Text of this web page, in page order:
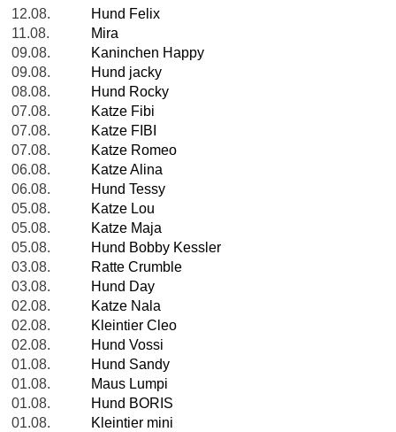
12.08.
Hund Felix
11.08.
Mira
09.08.
Kaninchen Happy
09.08.
Hund jacky
08.08.
Hund Rocky
07.08.
Katze Fibi
07.08.
Katze FIBI
07.08.
Katze Romeo
06.08.
Katze Alina
06.08.
Hund Tessy
05.08.
Katze Lou
05.08.
Katze Maja
05.08.
Hund Bobby Kessler
03.08.
Ratte Crumble
03.08.
Hund Day
02.08.
Katze Nala
02.08.
Kleintier Cleo
02.08.
Hund Vossi
01.08.
Hund Sandy
01.08.
Maus Lumpi
01.08.
Hund BORIS
01.08.
Kleintier mini